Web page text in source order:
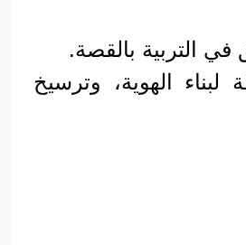
التربية بالقصة.
الهوية، وترسيخ